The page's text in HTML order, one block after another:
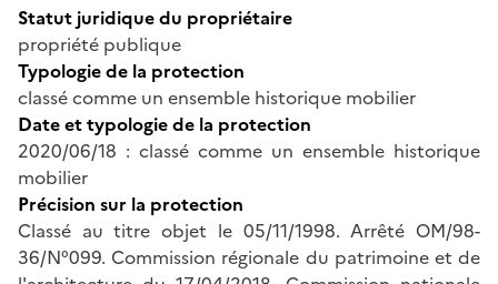
Statut juridique du propriétaire
propriété publique
Typologie de la protection
classé comme un ensemble historique mobilier
Date et typologie de la protection
2020/06/18 : classé comme un ensemble historique
mobilier
Précision sur la protection
Classé au titre objet le 05/11/1998. Arrêté OM/98-
36/N°099. Commission régionale du patrimoine et de